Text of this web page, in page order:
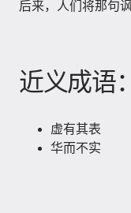
后来，人们将那句
近义成语：
虚有其表
华而不实